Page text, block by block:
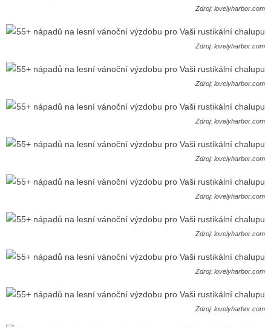
Zdroj: lovelyharbor.com
Zdroj: lovelyharbor.com
Zdroj: lovelyharbor.com
Zdroj: lovelyharbor.com
Zdroj: lovelyharbor.com
Zdroj: lovelyharbor.com
Zdroj: lovelyharbor.com
Zdroj: lovelyharbor.com
Zdroj: lovelyharbor.com